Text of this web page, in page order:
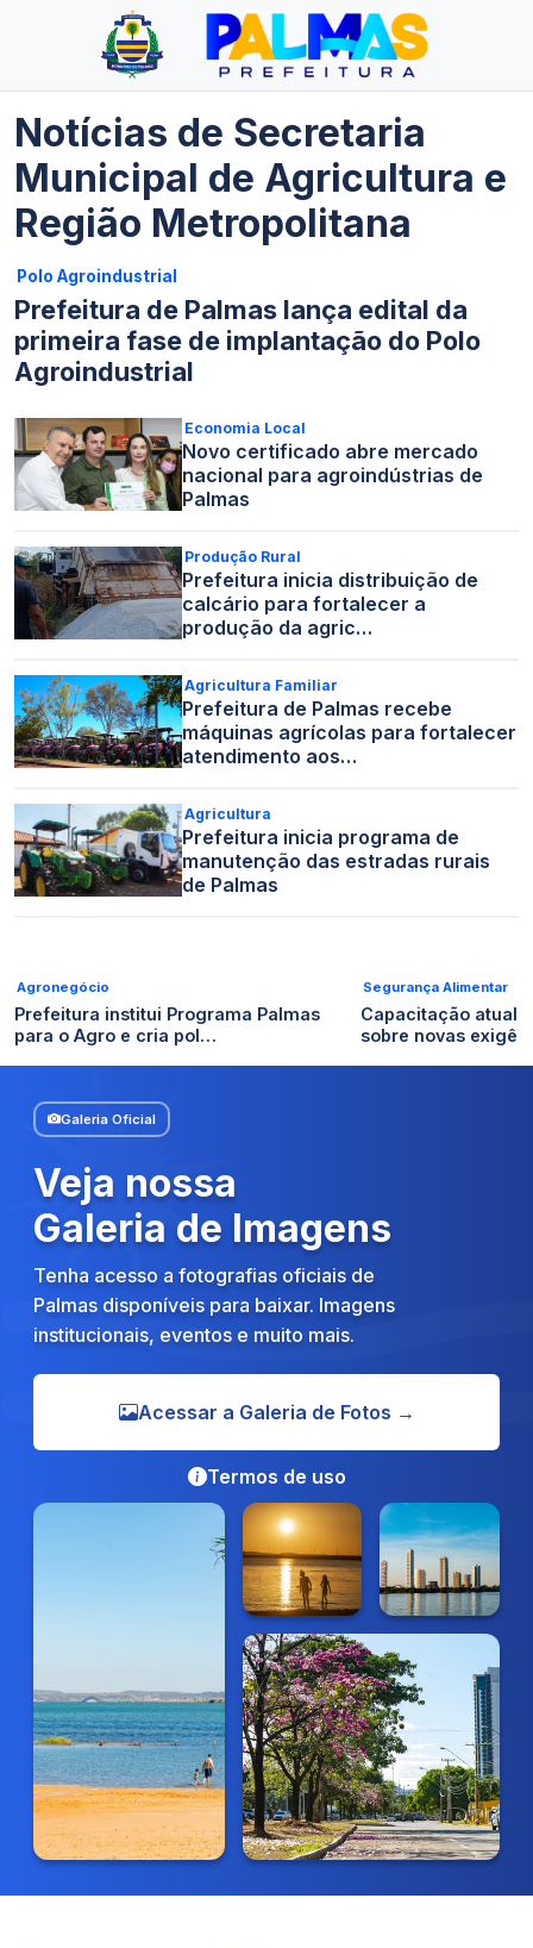
Notícias de Secretaria
Municipal de Agricultura e
Região Metropolitana
Polo Agroindustrial
Prefeitura de Palmas lança edital da
primeira fase de implantação do Polo
Agroindustrial
Economia Local
Novo certificado abre mercado
nacional para agroindústrias de
Palmas
Produção Rural
Prefeitura inicia distribuição de
calcário para fortalecer a
produção da agric…
Agricultura Familiar
Prefeitura de Palmas recebe
máquinas agrícolas para fortalecer
atendimento aos…
Agricultura
Prefeitura inicia programa de
manutenção das estradas rurais
de Palmas
Agronegócio
Prefeitura institui Programa Palmas
para o Agro e cria pol…
Segurança Alimentar
Capacitação
sobre novas
Galeria Oficial
Veja nossa
Galeria de Imagens
Tenha acesso a fotografias oficiais de
Palmas disponíveis para baixar. Imagens
institucionais, eventos e muito mais.
Termos de uso
Acessar a Galeria de Fotos →